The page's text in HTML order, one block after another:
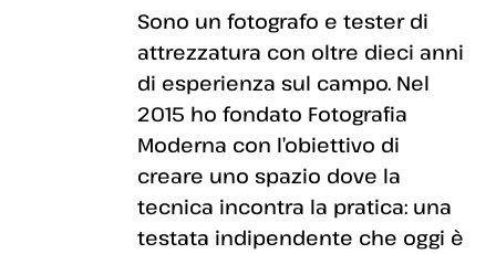
Sono un fotografo e tester di
attrezzatura con oltre dieci anni
di esperienza sul campo. Nel
2015 ho fondato Fotografia
Moderna con l’obiettivo di
creare uno spazio dove la
tecnica incontra la pratica: una
testata indipendente che oggi è